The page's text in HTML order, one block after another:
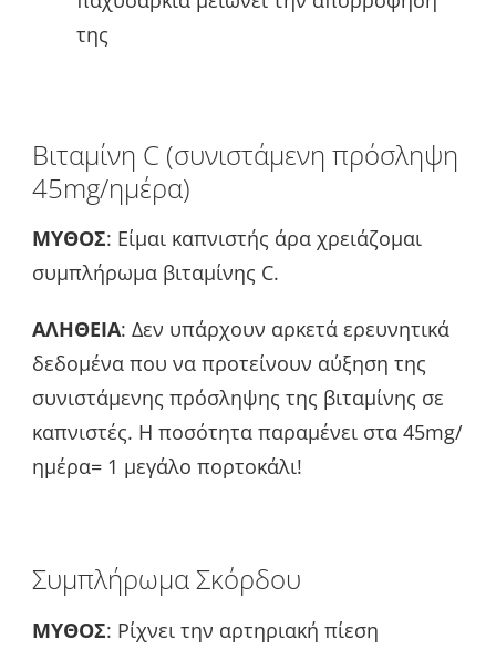
της
Βιταμίνη C (συνιστάμενη πρόσληψη
45mg/ημέρα)
ΜΥΘΟΣ: Είμαι καπνιστής άρα χρειάζομαι
συμπλήρωμα βιταμίνης C.
ΑΛΗΘΕΙΑ: Δεν υπάρχουν αρκετά ερευνητικά
δεδομένα που να προτείνουν αύξηση της
συνιστάμενης πρόσληψης της βιταμίνης σε
καπνιστές. Η ποσότητα παραμένει στα 45mg/
ημέρα= 1 μεγάλο πορτοκάλι!
Συμπλήρωμα Σκόρδου
ΜΥΘΟΣ: Ρίχνει την αρτηριακή πίεση